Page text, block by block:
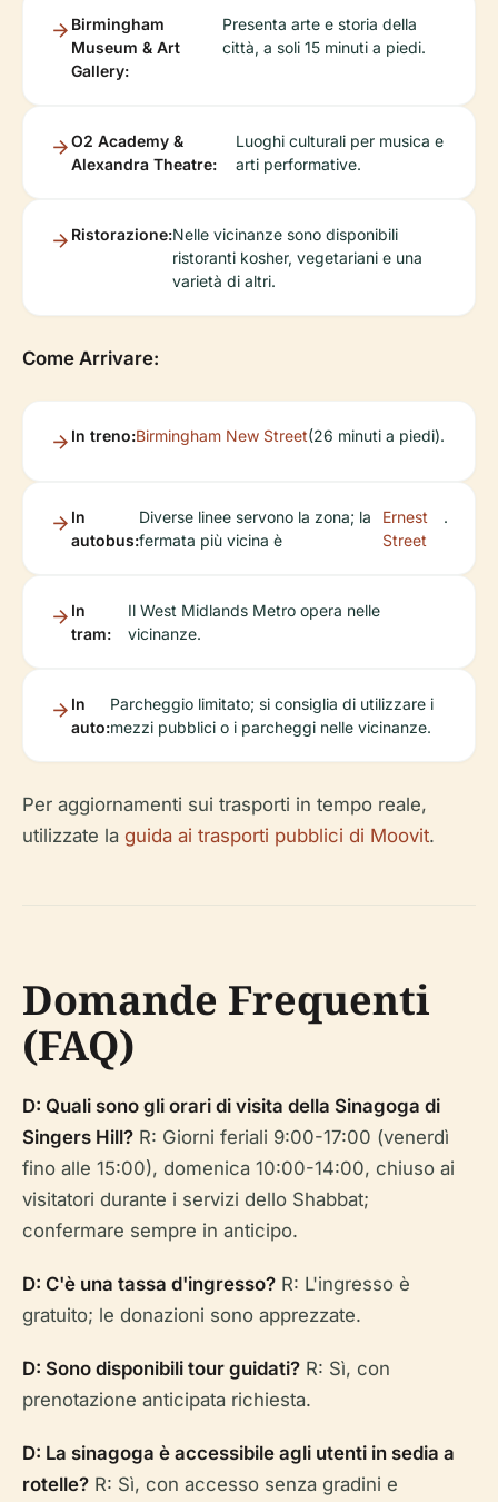
Birmingham
Museum & Art
Gallery:
Presenta arte e storia della
città, a soli 15 minuti a piedi.
O2 Academy &
Alexandra Theatre:
Luoghi culturali per musica e
arti performative.
Ristorazione:Nelle vicinanze sono disponibili
ristoranti kosher, vegetariani e una
varietà di altri.
Come Arrivare:
In treno:Birmingham New Street(26 minuti a piedi).
In
autobus:
Diverse linee servono la zona; la
fermata più vicina è
Ernest
Street
.
In
tram:
Il West Midlands Metro opera nelle
vicinanze.
In
auto:
Parcheggio limitato; si consiglia di utilizzare i
mezzi pubblici o i parcheggi nelle vicinanze.
Per aggiornamenti sui trasporti in tempo reale,
utilizzate la guida ai trasporti pubblici di Moovit.
Domande Frequenti
(FAQ)
D: Quali sono gli orari di visita della Sinagoga di
Singers Hill? R: Giorni feriali 9:00-17:00 (venerdì
fino alle 15:00), domenica 10:00-14:00, chiuso ai
visitatori durante i servizi dello Shabbat;
confermare sempre in anticipo.
D: C'è una tassa d'ingresso? R: L'ingresso è
gratuito; le donazioni sono apprezzate.
D: Sono disponibili tour guidati? R: Sì, con
prenotazione anticipata richiesta.
D: La sinagoga è accessibile agli utenti in sedia a
rotelle? R: Sì, con accesso senza gradini e